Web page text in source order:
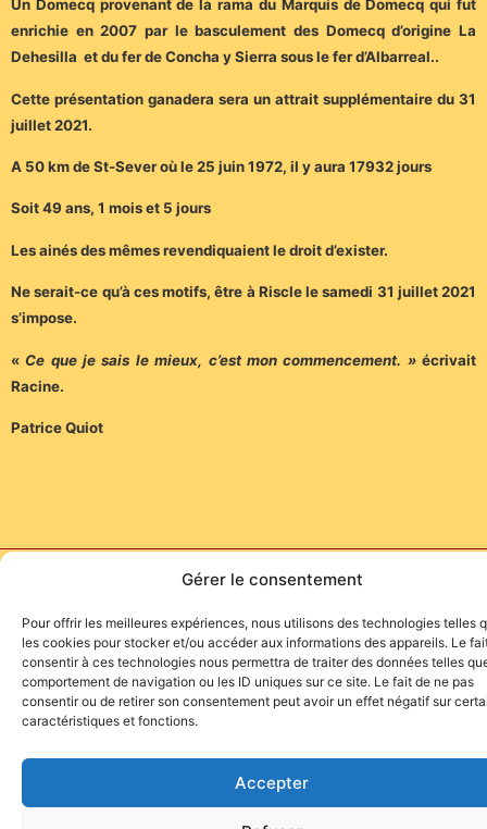
Gérer le consentement
Pour offrir les meilleures expériences, nous utilisons des technologies telles
les cookies pour stocker et/ou accéder aux informations des appareils. Le
consentir à ces technologies nous permettra de traiter des données telles
comportement de navigation ou les ID uniques sur ce site. Le fait de ne pas
consentir ou de retirer son consentement peut avoir un effet négatif sur
caractéristiques et fonctions.
Accepter
Un Domecq provenant de la rama du Marquis de Domecq qui fut
enrichie en 2007 par le basculement des Domecq d’origine La
Dehesilla et du fer de Concha y Sierra sous le fer d’Albarreal..
Cette présentation ganadera sera un attrait supplémentaire du 31
juillet 2021.
A 50 km de St-Sever où le 25 juin 1972, il y aura 17932 jours
Soit 49 ans, 1 mois et 5 jours
Les ainés des mêmes revendiquaient le droit d’exister.
Ne serait-ce qu’à ces motifs, être à Riscle le samedi 31 juillet 2021
s’impose.
«Ce que je sais le mieux, c’est mon commencement. »écrivait
Racine.
Patrice Quiot
Site de l'association TOROFIESTA